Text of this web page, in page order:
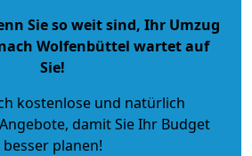
Sie so weit sind, Ihr Umzug
Wolfenbüttel wartet auf
Sie!
kostenlose und natürlich
, damit Sie Ihr Budget
besser planen!